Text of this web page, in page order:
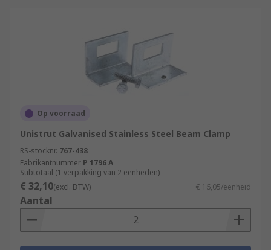
Op voorraad
Unistrut Galvanised Stainless Steel Beam Clamp
RS-stocknr. 767-438
Fabrikantnummer P 1796 A
Subtotaal (1 verpakking van 2 eenheden)
€ 32,10(excl. BTW) € 16,05/eenheid
Aantal